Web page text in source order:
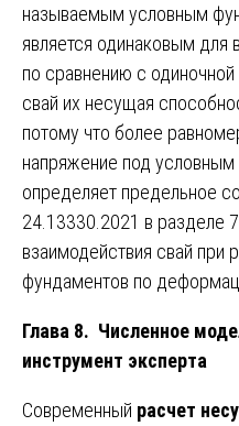
называемым условным
является одинаковым для
по сравнению с
свай их несущая
потому что более
напряжение под
определяет предельное
24.13330.2021 в разделе
взаимодействия свай при
фундаментов по
Глава 8. Численное
инструмент эксперта
Современный расчет